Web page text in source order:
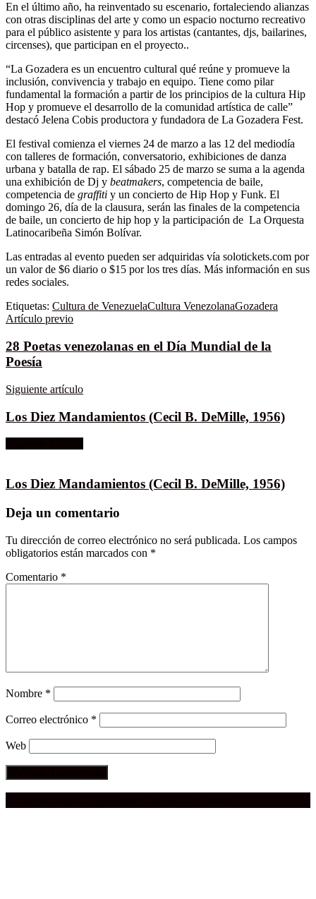
En el último año, ha reinventado su escenario, fortaleciendo alianzas
con otras disciplinas del arte y como un espacio nocturno recreativo
para el público asistente y para los artistas (cantantes, djs, bailarines,
circenses), que participan en el proyecto..
“La Gozadera es un encuentro cultural qué reúne y promueve la
inclusión, convivencia y trabajo en equipo. Tiene como pilar
fundamental la formación a partir de los principios de la cultura Hip
Hop y promueve el desarrollo de la comunidad artística de calle”
destacó Jelena Cobis productora y fundadora de La Gozadera Fest.
El festival comienza el viernes 24 de marzo a las 12 del mediodía
con talleres de formación, conversatorio, exhibiciones de danza
urbana y batalla de rap. El sábado 25 de marzo se suma a la agenda
una exhibición de Dj y beatmakers, competencia de baile,
competencia de graffiti y un concierto de Hip Hop y Funk. El
domingo 26, día de la clausura, serán las finales de la competencia
de baile, un concierto de hip hop y la participación de La Orquesta
Latinocaribeña Simón Bolívar.
Las entradas al evento pueden ser adquiridas vía solotickets.com por
un valor de $6 diario o $15 por los tres días. Más información en sus
redes sociales.
Etiquetas: Cultura de VenezuelaCultura VenezolanaGozadera
Artículo previo
28 Poetas venezolanas en el Día Mundial de la
Poesía
Siguiente artículo
Los Diez Mandamientos (Cecil B. DeMille, 1956)
Los Diez Mandamientos (Cecil B. DeMille, 1956)
Deja un comentario
Tu dirección de correo electrónico no será publicada. Los campos
obligatorios están marcados con *
Comentario *
Nombre *
Correo electrónico *
Web